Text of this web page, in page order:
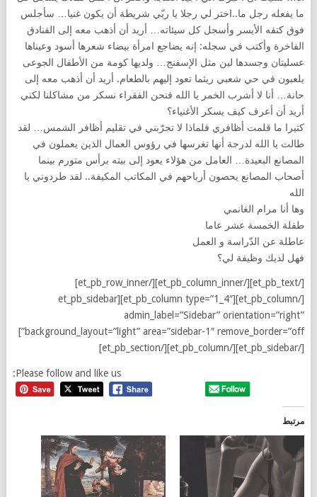
ما يفعله رجل ما..اختر لي رجلا يا ربّي شريطة أن يكون غنيا… سأجلس
فوق كتفه الأيسر وأسجل كل سيئاته… أريد أن أذهب معه إلى الفنادق
الفاخرة وأكتب في سجله: إنه يضاجع امرأة بيضاء شعرها أسود وعيناها
عسليتان وجسدها لين مثل الإسفنج… ولديها كومة من الأطفال الجوعى
يلعبون في حي شعبي ريثما تعود إليهم بالطعام. أريد أن أذهب معه إلى
حانة… أنا لا أشرب الخمر يا الله فنحن الفقراء نسكر من مشاكلنا لكني
أريد أن أعرف كيف يسكر الأغنياء؟
كثيرا ما قلمت أظافري فلماذا لا تجرّبني في تقليم أظافر الشمس… لقد
طالت يا الله لدرجة أنها تغرسها في رؤوس العمال الذين يعملون في
المصانع البعيدة… العامل من هؤلاء يعود إلى بيته برأس متورم بينما
أصحاب المصانع يحصون أرباحهم في المكاتب المكيفة.. لقد طردوني يا
الله
وها أنا مرام الغانمي
طفلة الخمسة عشر عاما
عاطلة عن الدّراسة و العمل
فهل لديك وظيفة لي؟
[/et_pb_text][/et_pb_column_inner][/et_pb_row_inner]
[/et_pb_column][et_pb_column type=”1_4″][et_pb_sidebar
admin_label=”Sidebar” orientation=”right”
background_layout=”light” area=”sidebar-1″ remove_border=”off”]
[/et_pb_sidebar][/et_pb_column][/et_pb_section]
Please follow and like us:
مرتبط